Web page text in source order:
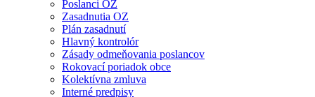
Poslanci OZ
Zasadnutia OZ
Plán zasadnutí
Hlavný kontrolór
Zásady odmeňovania poslancov
Rokovací poriadok obce
Kolektívna zmluva
Interné predpisy